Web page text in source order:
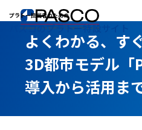
プラトー担当者のための
パスコのプラトー特設サイト
よくわかる、す
3D都市モデル「
導入から活用まで